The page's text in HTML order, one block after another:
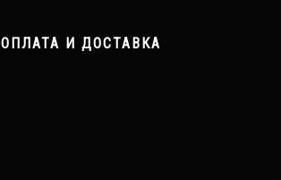
ОПЛАТА И ДОСТАВКА